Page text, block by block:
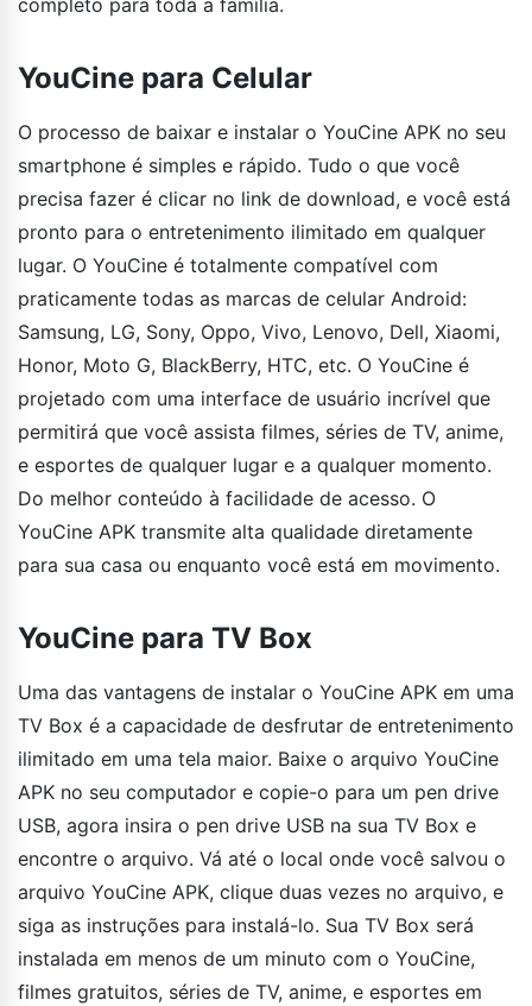
YouCine para Celular
O processo de baixar e instalar o YouCine APK no seu
smartphone é simples e rápido. Tudo o que você
precisa fazer é clicar no link de download, e você está
pronto para o entretenimento ilimitado em qualquer
lugar. O YouCine é totalmente compatível com
praticamente todas as marcas de celular Android:
Samsung, LG, Sony, Oppo, Vivo, Lenovo, Dell, Xiaomi,
Honor, Moto G, BlackBerry, HTC, etc. O YouCine é
projetado com uma interface de usuário incrível que
permitirá que você assista filmes, séries de TV, anime,
e esportes de qualquer lugar e a qualquer momento.
Do melhor conteúdo à facilidade de acesso. O
YouCine APK transmite alta qualidade diretamente
para sua casa ou enquanto você está em movimento.
YouCine para TV Box
Uma das vantagens de instalar o YouCine APK em uma
TV Box é a capacidade de desfrutar de entretenimento
ilimitado em uma tela maior. Baixe o arquivo YouCine
APK no seu computador e copie-o para um pen drive
USB, agora insira o pen drive USB na sua TV Box e
encontre o arquivo. Vá até o local onde você salvou o
arquivo YouCine APK, clique duas vezes no arquivo, e
siga as instruções para instalá-lo. Sua TV Box será
instalada em menos de um minuto com o YouCine,
filmes gratuitos, séries de TV, anime, e esportes em